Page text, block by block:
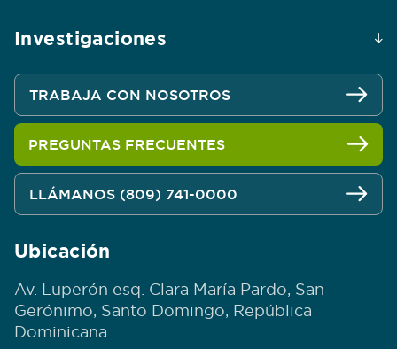
Investigaciones
TRABAJA CON NOSOTROS
PREGUNTAS FRECUENTES
LLÁMANOS (809) 741-0000
Ubicación
Av. Luperón esq. Clara María Pardo, San
Gerónimo, Santo Domingo, República
Dominicana